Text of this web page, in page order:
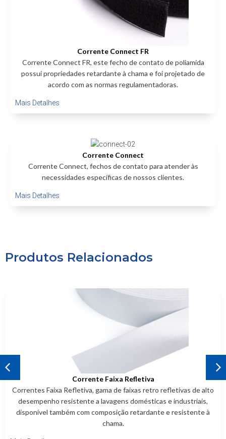
Corrente Connect FR
Corrente Connect FR, este fecho de contato de poliamida
possui propriedades retardante à chama e foi projetado de
acordo com as normas regulamentadoras.
Mais Detalhes
Corrente Connect
Corrente Connect, fechos de contato para atender às
necessidades específicas de nossos clientes.
Mais Detalhes
Produtos Relacionados
de alto
e industriais,
e resistente à
Corrente Entretelas
Corrente Entretelas, tecidos de qualidade
aplicações, de colarinho para camisa,
entre outros. Com uma gama